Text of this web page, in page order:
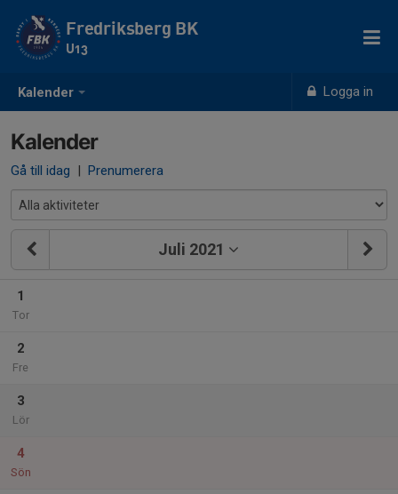
Kalender Logga in
Fredriksberg BK
U13
Kalender
Gå till idag | Prenumerera
Juli 2021
1
Tor
2
Fre
3
Lör
4
Sön